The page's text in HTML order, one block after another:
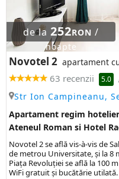
de la 252RON /
noapte
Novotel 2 apartament
63 recenzii 5.0
Str Ion Campineanu,
Apartament regim
Ateneul Roman si Hotel
Novotel 2 se află vis-à-vis de
de metrou Universitate, și la 8
Piața Revoluției se află la 100
WiFi gratuit și bucătărie utilată.